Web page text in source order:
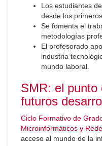
Los estudiantes
desde los
Se fomenta el
metodologías
El profesorado
industria
mundo laboral.
SMR: el punto
futuros
Ciclo Formativo de
Microinformáticos y
acceso al mundo de la